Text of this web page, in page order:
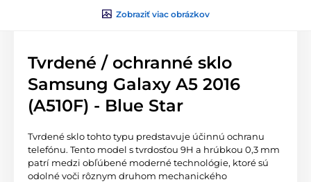
Zobraziť viac obrázkov
Tvrdené / ochranné sklo
Samsung Galaxy A5 2016
(A510F) - Blue Star
Tvrdené sklo tohto typu predstavuje účinnú ochranu
telefónu. Tento model s tvrdosťou 9H a hrúbkou 0,3 mm
patrí medzi obľúbené moderné technológie, ktoré sú
odolné voči rôznym druhom mechanického